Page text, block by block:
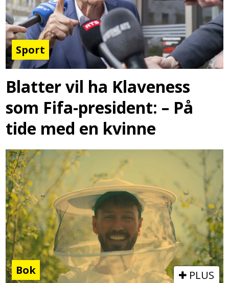
Sport
Blatter vil ha Klaveness
som Fifa-president: – På
tide med en kvinne
Bok PLUS